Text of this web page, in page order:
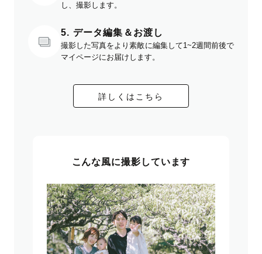
し、撮影します。
5. データ編集＆お渡し
撮影した写真をより素敵に編集して1~2週間前後で
マイページにお届けします。
詳しくはこちら
こんな風に撮影しています